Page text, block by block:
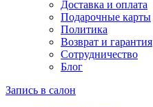
Доставка и оплата
Подарочные карты
Политика
Возврат и гарантия
Сотрудничество
Блог
Запись в салон